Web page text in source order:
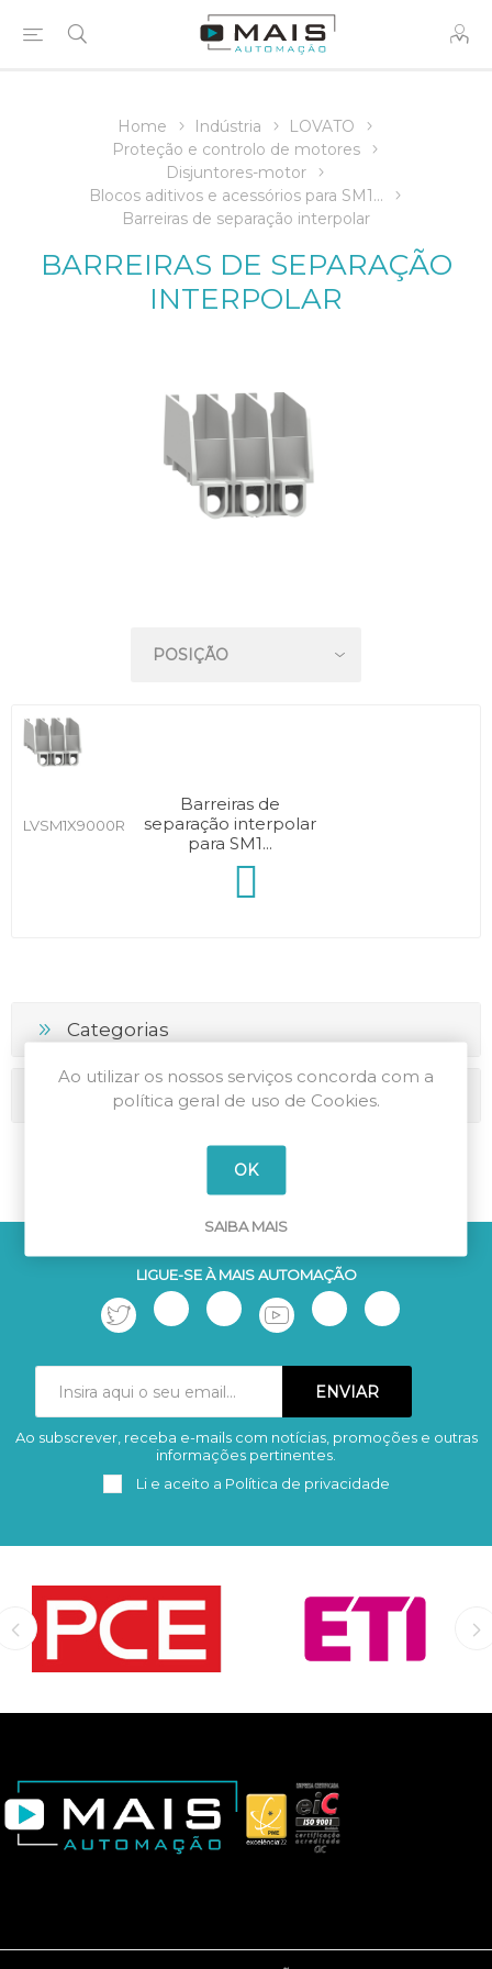
Home Indústria
LOVATO
Proteção e controlo de motores
Disjuntores-motor
Blocos aditivos e acessórios para SM1...
Barreiras de separação interpolar
BARREIRAS DE SEPARAÇÃO
INTERPOLAR
LVSM1X9000R
Barreiras de
separação interpolar
para SM1...
Categorias
Marcas
LIGUE-SE À MAIS AUTOMAÇÃO
Subscrever Remover
Ao subscrever, receba e-mails com notícias, promoções e outras
informações pertinentes.
Li e aceito a Política de privacidade
Ao utilizar os nossos serviços concorda com a
política geral de uso de Cookies.
OK
SAIBA MAIS